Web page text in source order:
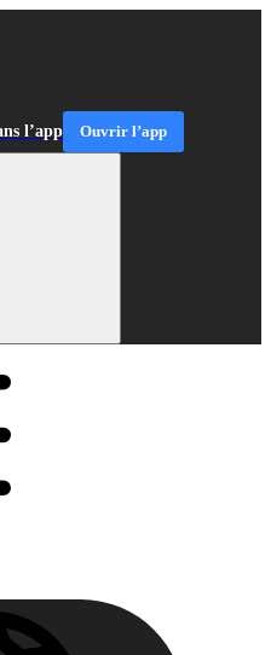
l’app Ouvrir l’app